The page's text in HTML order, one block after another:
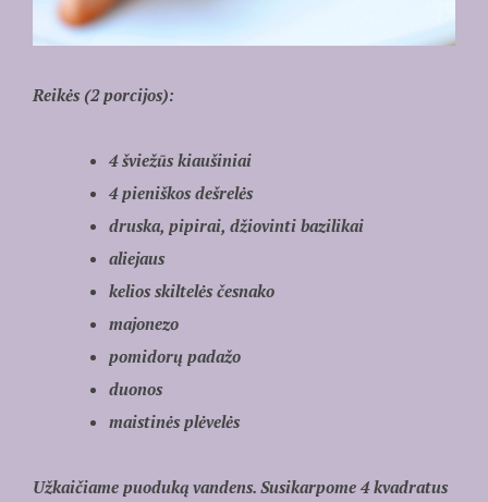
Reikės (2 porcijos):
4 šviežūs kiaušiniai
4 pieniškos dešrelės
druska, pipirai, džiovinti bazilikai
aliejaus
kelios skiltelės česnako
majonezo
pomidorų padažo
duonos
maistinės plėvelės
Užkaičiame puoduką vandens. Susikarpome 4 kvadratus